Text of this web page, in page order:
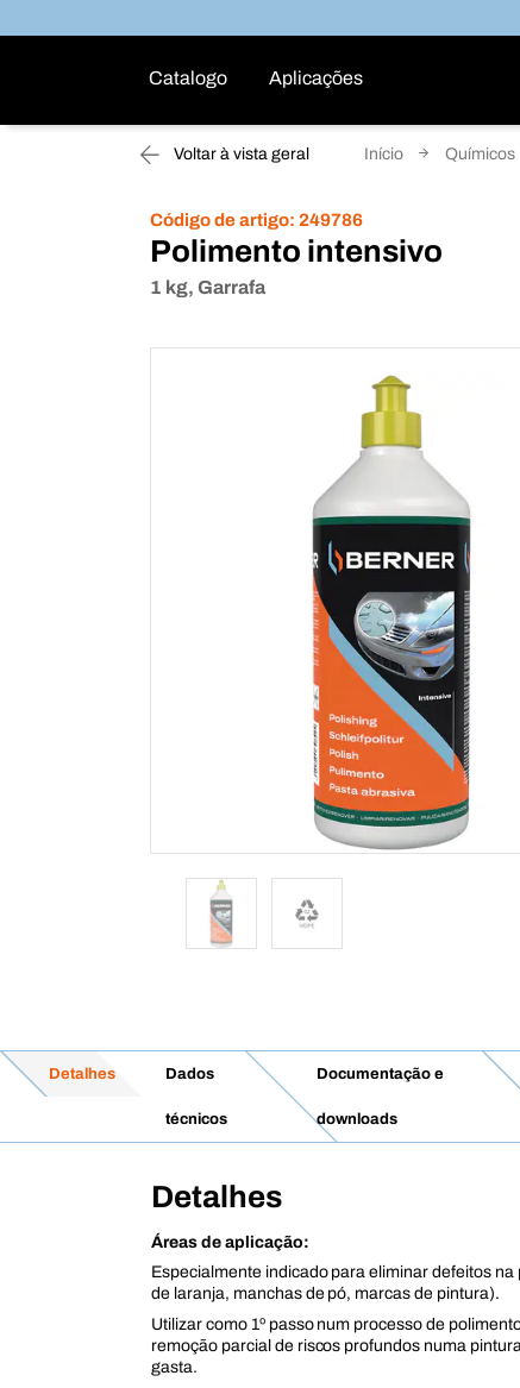
Catalogo Aplicações
Voltar à vista geral Início Químicos
Código de artigo: 249786
Polimento intensivo
1 kg, Garrafa
Detalhes Dados
técnicos
Documentação e
downloads
Detalhes
Áreas de aplicação:
Especialmente indicado para eliminar defeitos na
de laranja, manchas de pó, marcas de pintura).
Utilizar como 1º passo num processo de
remoção parcial de riscos profundos numa
gasta.